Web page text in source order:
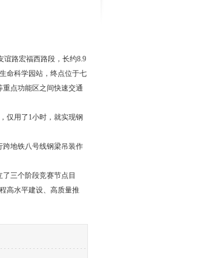
谊路宏福西路段，长约8.9
命科学园站，终点位于七
点功能区之间快速交通
仅用了1小时，就实现钢
跨地铁八号线钢梁吊装作
三个阶段竞赛节点目
高水平建设、高质量推